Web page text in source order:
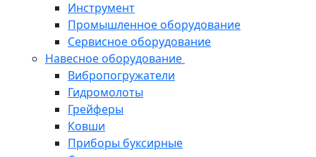
Инструмент
Промышленное оборудование
Сервисное оборудование
Навесное оборудование
Вибропогружатели
Гидромолоты
Грейферы
Ковши
Приборы буксирные